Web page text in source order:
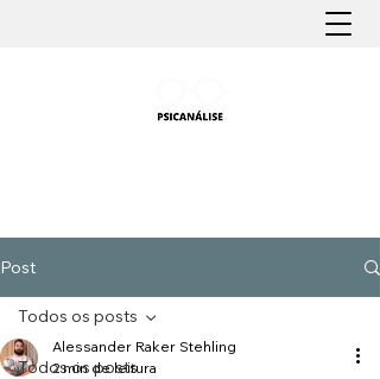
Post
Todos os posts
Todos os posts
Alessander Raker Stehling
2 min de leitura